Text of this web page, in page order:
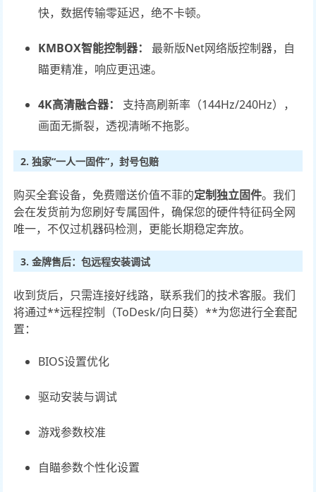
快，数据传输零延迟，绝不卡顿。
KMBOX智能控制器：
最新版Net网络版控制器，自
瞄更精准，响应更迅速。
4K高清融合器：
支持高刷新率（144Hz/240Hz），
画面无撕裂，透视清晰不拖影。
2. 独家“一人一固件”，封号包赔
购买全套设备，免费赠送价值不菲的定制独立固件。我们
会在发货前为您刷好专属固件，确保您的硬件特征码全网
唯一，不仅过机器码检测，更能长期稳定奔放。
3. 金牌售后：包远程安装调试
收到货后，只需连接好线路，联系我们的技术客服。我们
将通过**远程控制（ToDesk/向日葵）**为您进行全套配
置：
BIOS设置优化
驱动安装与调试
游戏参数校准
自瞄参数个性化设置